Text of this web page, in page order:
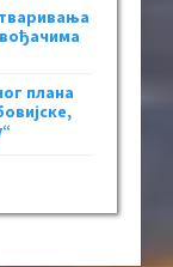
плана